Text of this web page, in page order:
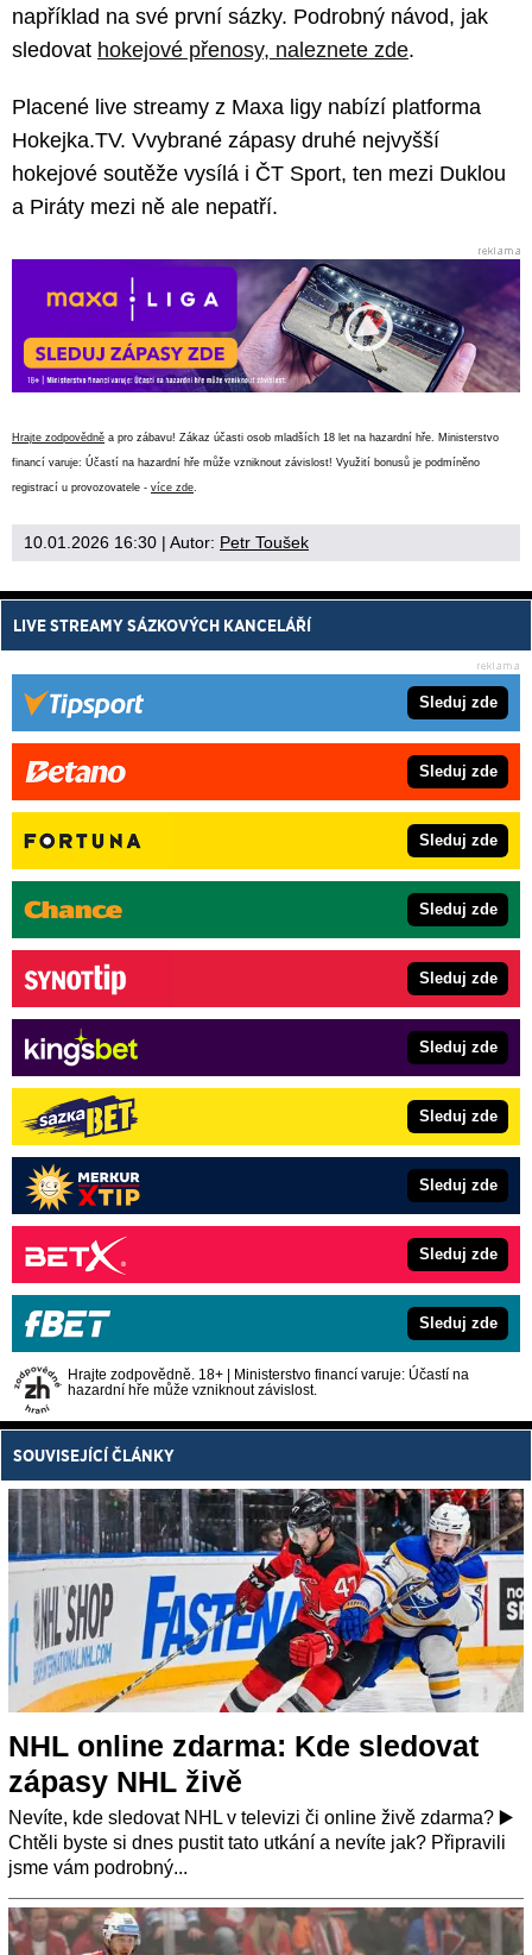
například na své první sázky. Podrobný návod, jak
sledovat hokejové přenosy, naleznete zde.
Placené live streamy z Maxa ligy nabízí platforma
Hokejka.TV. Vvybrané zápasy druhé nejvyšší
hokejové soutěže vysílá i ČT Sport, ten mezi Duklou
a Piráty mezi ně ale nepatří.
Hrajte zodpovědně a pro zábavu! Zákaz účasti osob mladších 18 let na hazardní hře. Ministerstvo
financí varuje: Účastí na hazardní hře může vzniknout závislost! Využití bonusů je podmíněno
registrací u provozovatele - více zde
10.01.2026 16:30 | Autor: Petr Toušek
LIVE STREAMY SÁZKOVÝCH KANCELÁŘÍ
Sleduj zde
Sleduj zde
Sleduj zde
Sleduj zde
Sleduj zde
Sleduj zde
Sleduj zde
Sleduj zde
Sleduj zde
Sleduj zde
Hrajte zodpovědně. 18+ | Ministerstvo financí varuje: Účastí na
hazardní hře může vzniknout závislost.
SOUVISEJÍCÍ ČLÁNKY
NHL online zdarma: Kde sledovat
zápasy NHL živě
Nevíte, kde sledovat NHL v televizi či online živě zdarma? ▶️
Chtěli byste si dnes pustit tato utkání a nevíte jak? Připravili
jsme vám podrobný...